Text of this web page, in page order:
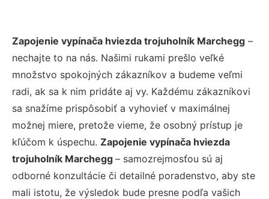
Zapojenie vypínača hviezda trojuholník Marchegg –
nechajte to na nás. Našimi rukami prešlo veľké
množstvo spokojných zákazníkov a budeme veľmi
radi, ak sa k nim pridáte aj vy. Každému zákazníkovi
sa snažíme prispôsobiť a vyhovieť v maximálnej
možnej miere, pretože vieme, že osobný prístup je
kľúčom k úspechu. Zapojenie vypínača hviezda
trojuholník Marchegg – samozrejmosťou sú aj
odborné konzultácie či detailné poradenstvo, aby ste
mali istotu, že výsledok bude presne podľa vašich